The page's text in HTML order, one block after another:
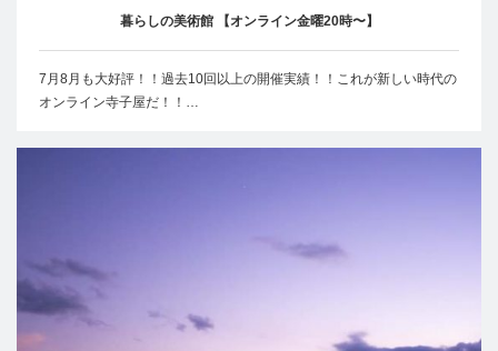
暮らしの美術館 【オンライン金曜20時〜】
7月8月も大好評！！過去10回以上の開催実績！！これが新しい時代の
オンライン寺子屋だ！！…